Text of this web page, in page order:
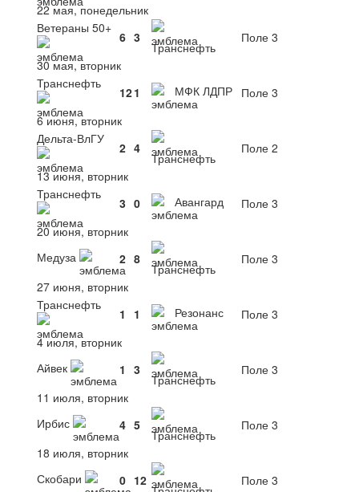
22 мая, понедельник
Ветераны 50+
6 3
Транснефть
Поле 3
30 мая, вторник
Транснефть
121 МФК ЛДПР Поле 3
6 июня, вторник
Дельта-ВлГУ
2 4
Транснефть
Поле 2
13 июня, вторник
Транснефть
3 0 Авангард
Поле 3
20 июня, вторник
Медуза
2 8
Транснефть
Поле 3
27 июня, вторник
Транснефть
1 1 Резонанс
Поле 3
4 июля, вторник
Айвек
1 3
Транснефть
Поле 3
11 июля, вторник
Ирбис
4 5
Транснефть
Поле 3
18 июля, вторник
Скобари
0 12 Поле 3